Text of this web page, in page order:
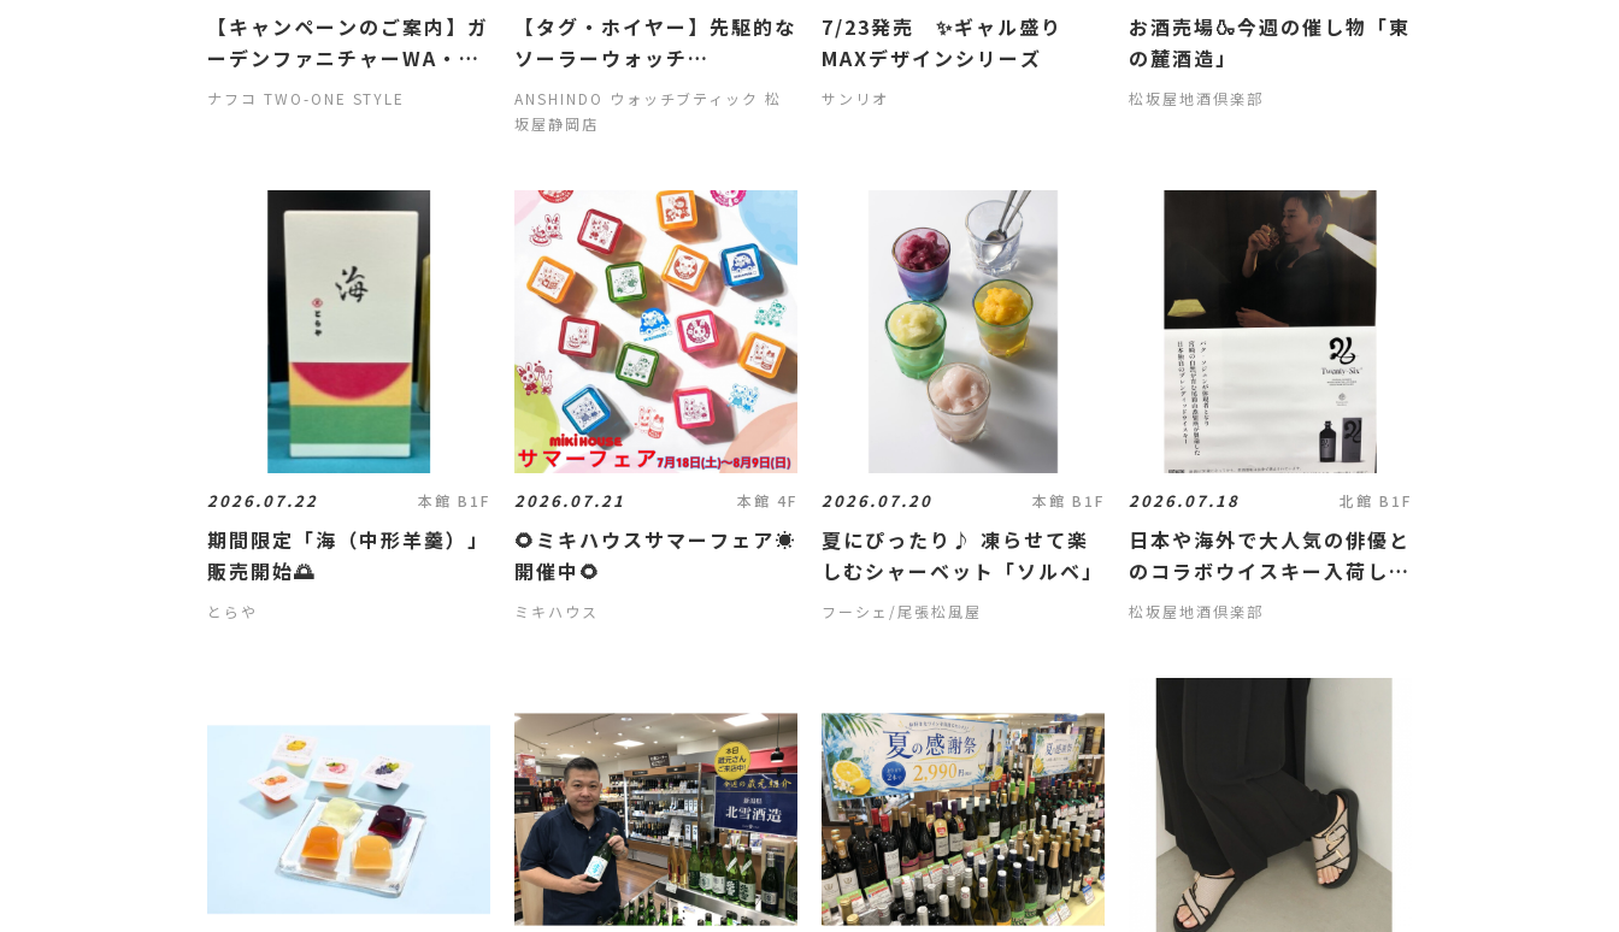
【キャンペーンのご案内】ガ
ーデンファニチャーWA・
MAキャンペーンのご案内
ナフコ TWO-ONE STYLE
【タグ・ホイヤー】先駆的な
ソーラーウォッチ
【TAGHeuer】
ANSHINDO ウォッチブティック 松
坂屋静岡店
7/23発売 ✨ギャル盛り
MAXデザインシリーズ
サンリオ
お酒売場🍶今週の催し物「東
の麓酒造」
松坂屋地酒倶楽部
2026.07.22 本館 B1F
期間限定「海（中形羊羹）」
販売開始🌅
とらや
2026.07.21 本館 4F
🌻ミキハウスサマーフェア☀️
開催中🌻
ミキハウス
2026.07.20 本館 B1F
夏にぴったり♪ 凍らせて楽
しむシャーベット「ソルベ」
フーシェ/尾張松風屋
2026.07.18 北館 B1F
日本や海外で大人気の俳優と
のコラボウイスキー入荷しま
した！
松坂屋地酒倶楽部